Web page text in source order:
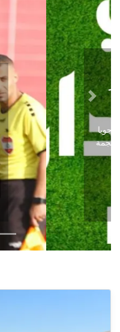
حكاية نجاح
محسن
الأولى
بعد موسم حافل
الدرجة الثانية،
حسم ل...
إقرأ الخبر
Previous